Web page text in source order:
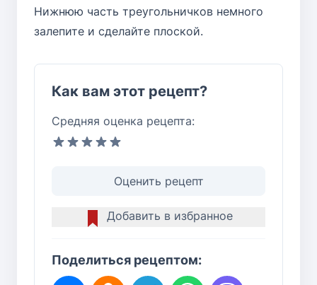
Нижнюю часть треугольничков немного
залепите и сделайте плоской.
Как вам этот рецепт?
Средняя оценка рецепта:
Оценить рецепт
Добавить в избранное
Поделиться рецептом: